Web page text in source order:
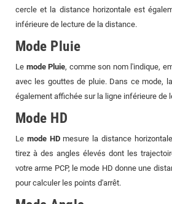
cercle et la distance horizontale est
inférieure de lecture de la distance.
Mode Pluie
Le mode Pluie, comme son nom l'indique,
avec les gouttes de pluie. Dans ce mode,
également affichée sur la ligne inférieure de
Mode HD
Le mode HDmesure la distance
tirez à des angles élevés dont les
votre arme PCP, le mode HD donne une
pour calculer les points d'arrêt.